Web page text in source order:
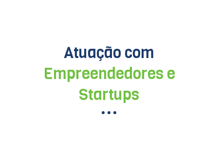
Atuação com
Empreendedores e
Startups